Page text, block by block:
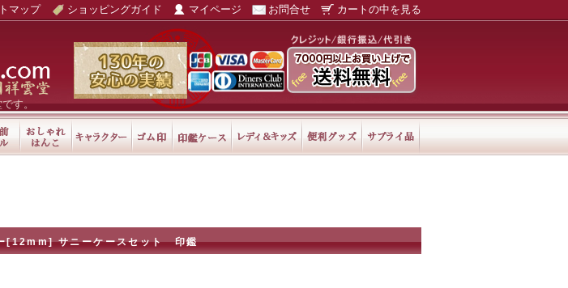
です。
マップ ショッピングガイド マイページ お問合せ カートの中を見る
[12mm] サニーケースセット 印鑑